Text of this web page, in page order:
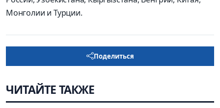
Монголии и Турции.
Поделиться
ЧИТАЙТЕ ТАКЖЕ